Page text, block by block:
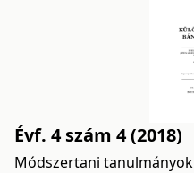
Évf. 4 szám 4 (2018)
Módszertani tanulmányok